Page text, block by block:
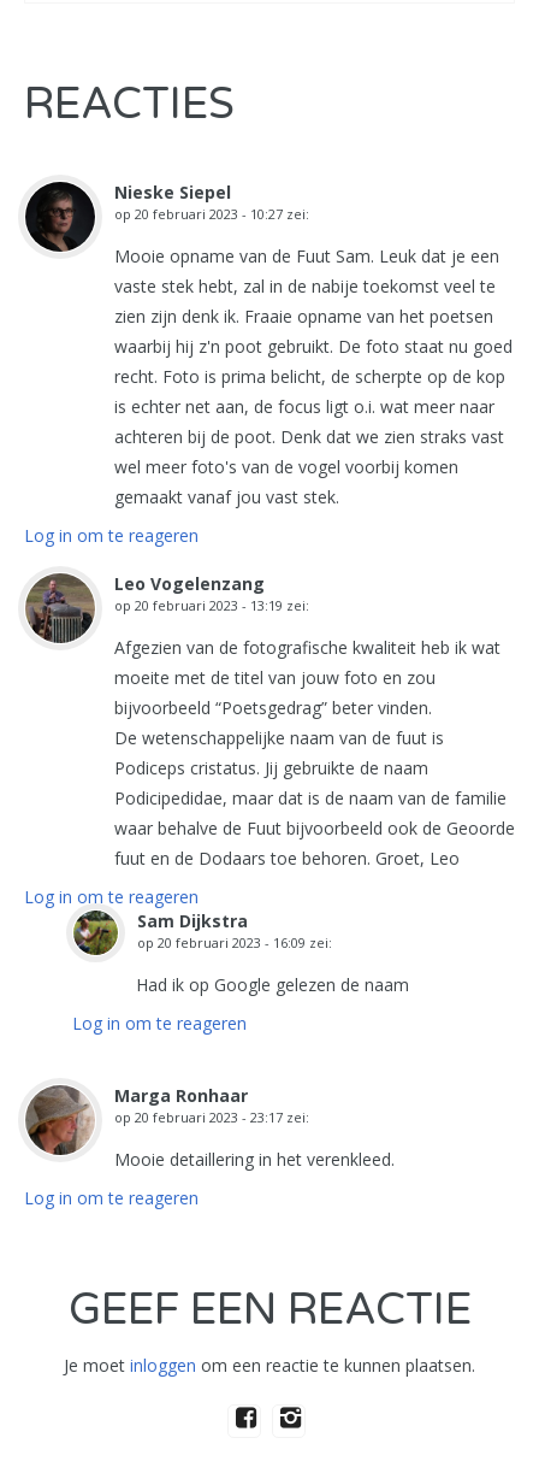
REACTIES
Nieske Siepel
op 20 februari 2023 - 10:27 zei:
Mooie opname van de Fuut Sam. Leuk dat je een
vaste stek hebt, zal in de nabije toekomst veel te
zien zijn denk ik. Fraaie opname van het poetsen
waarbij hij z'n poot gebruikt. De foto staat nu goed
recht. Foto is prima belicht, de scherpte op de kop
is echter net aan, de focus ligt o.i. wat meer naar
achteren bij de poot. Denk dat we zien straks vast
wel meer foto's van de vogel voorbij komen
gemaakt vanaf jou vast stek.
Log in om te reageren
Leo Vogelenzang
op 20 februari 2023 - 13:19 zei:
Afgezien van de fotografische kwaliteit heb ik wat
moeite met de titel van jouw foto en zou
bijvoorbeeld “Poetsgedrag” beter vinden.
De wetenschappelijke naam van de fuut is
Podiceps cristatus. Jij gebruikte de naam
Podicipedidae, maar dat is de naam van de familie
waar behalve de Fuut bijvoorbeeld ook de Geoorde
fuut en de Dodaars toe behoren. Groet, Leo
Log in om te reageren
Sam Dijkstra
op 20 februari 2023 - 16:09 zei:
Had ik op Google gelezen de naam
Log in om te reageren
Marga Ronhaar
op 20 februari 2023 - 23:17 zei:
Mooie detaillering in het verenkleed.
Log in om te reageren
GEEF EEN REACTIE
Je moet inloggen om een reactie te kunnen plaatsen.